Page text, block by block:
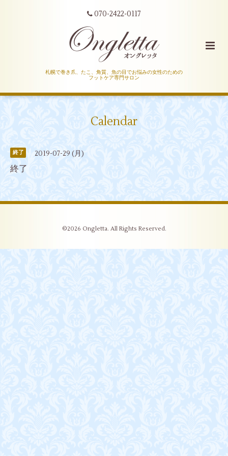
070-2422-0117
札幌で巻き爪、たこ、角質、魚の目でお悩みの女性のための
フットケア専門サロン
Calendar
終了 2019-07-29 (月)
終了
©2026 Ongletta. All Rights Reserved.